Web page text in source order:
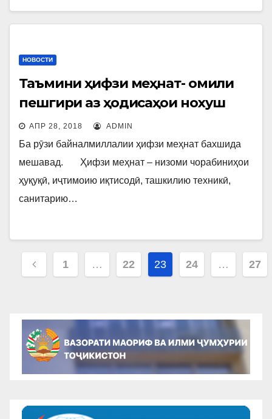
НОВОСТИ
Таъмини ҳифзи меҳнат- омили
пешгири аз ҳодисаҳои нохуш
АПР 28, 2018 ADMIN
Ба рӯзи байналмиллалии ҳифзи меҳнат бахшида
мешавад. Ҳифзи меҳнат – низоми чорабиниҳои
ҳуқуқӣ, иҷтимоию иқтисодӣ, ташкилию техникӣ,
санитарию…
Навигация
записям
1 … 22 23 24 … 27